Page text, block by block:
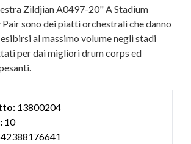
Zildjian A0497-20" A Stadium
sono dei piatti orchestrali che danno
al massimo volume negli stadi
per dai migliori drum corps ed
13800204
10